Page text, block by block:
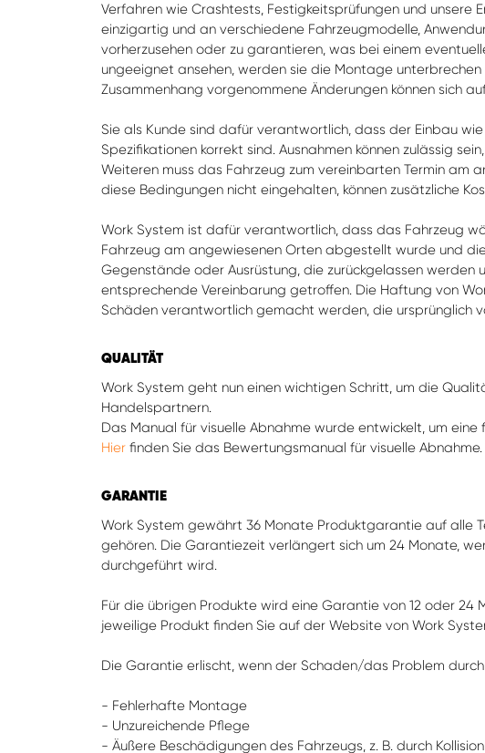
Verfahren wie Crashtests, Festigkeitsprüfungen und unsere
einzigartig und an verschiedene Fahrzeugmodelle,
vorherzusehen oder zu garantieren, was bei einem
ungeeignet ansehen, werden sie die Montage
Zusammenhang vorgenommene Änderungen können sich
Sie als Kunde sind dafür verantwortlich, dass der Einbau
Spezifikationen korrekt sind. Ausnahmen können zulässig
Weiteren muss das Fahrzeug zum vereinbarten Termin
diese Bedingungen nicht eingehalten, können zusätzliche
Work System ist dafür verantwortlich, dass das Fahrzeug
Fahrzeug am angewiesenen Orten abgestellt wurde und
Gegenstände oder Ausrüstung, die zurückgelassen
entsprechende Vereinbarung getroffen. Die Haftung von
Schäden verantwortlich gemacht werden, die ursprünglich
QUALITÄT
Work System geht nun einen wichtigen Schritt, um die
Handelspartnern.
Das Manual für visuelle Abnahme wurde entwickelt, um
Hier finden Sie das Bewertungsmanual für visuelle Abnahme.
GARANTIE
Work System gewährt 36 Monate Produktgarantie auf alle
gehören. Die Garantiezeit verlängert sich um 24 Monate,
durchgeführt wird.
Für die übrigen Produkte wird eine Garantie von 12 oder
jeweilige Produkt finden Sie auf der Website von Work
Die Garantie erlischt, wenn der Schaden/das Problem
- Fehlerhafte Montage
- Unzureichende Pflege
- Äußere Beschädigungen des Fahrzeugs, z. B. durch Kollision